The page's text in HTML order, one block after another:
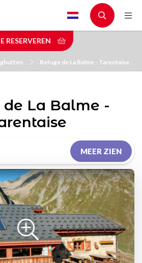
RESERVEREN
Refuge de La Balme - Tarentaise
de La Balme -
MEER ZIEN